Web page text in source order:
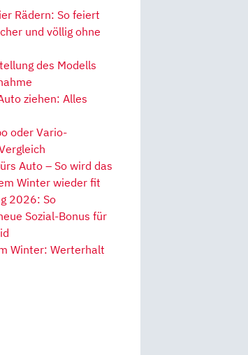
Rädern: So feiert
und völlig ohne
des Modells
ziehen: Alles
oder Vario-
Auto – So wird das
Winter wieder fit
2026: So
Sozial-Bonus für
Winter: Werterhalt